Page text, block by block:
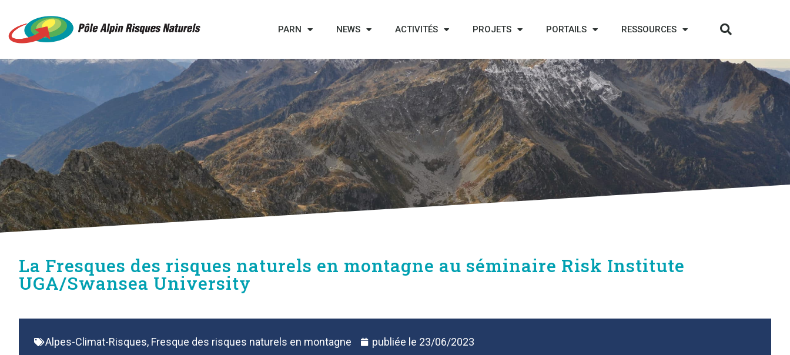
PARN NEWS ACTIVITÉS PROJETS PORTAILS RESSOURCES
La Fresques des risques naturels en montagne au séminaire Risk Institute
UGA/Swansea University
Alpes-Climat-Risques, Fresque des risques naturels en montagne publiée le 23/06/2023